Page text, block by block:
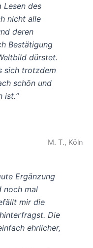
Lesen des
nicht alle
deren
Bestätigung
dürstet.
sich trotzdem
schön und
ist.“
M. T., Köln
Ergänzung
noch mal
mir die
Die
ehrlicher,